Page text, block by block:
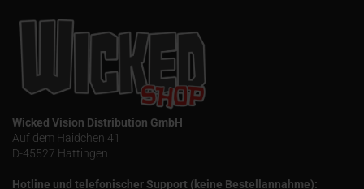
Wicked Vision Distribution GmbH
Auf dem Haidchen 41
D-45527 Hattingen
Hotline und telefonischer Support (keine Bestellannahme):